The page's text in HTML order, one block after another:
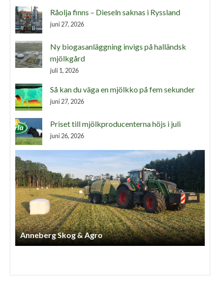
Råolja finns – Dieseln saknas i Ryssland
juni 27, 2026
Ny biogasanläggning invigs på halländsk
mjölkgård
juli 1, 2026
Så kan du väga en mjölkko på fem sekunder
juni 27, 2026
Priset till mjölkproducenterna höjs i juli
juni 26, 2026
Arnessons Entreprenad